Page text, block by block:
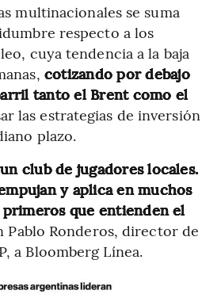
multinacionales se suma
respecto a los
cuya tendencia a la baja
cotizando por debajo
tanto el Brent como el
las estrategias de inversión
plazo.
club de jugadores locales.
y aplica en muchos
que entienden el
Pablo Ronderos, director de
a Bloomberg Línea.